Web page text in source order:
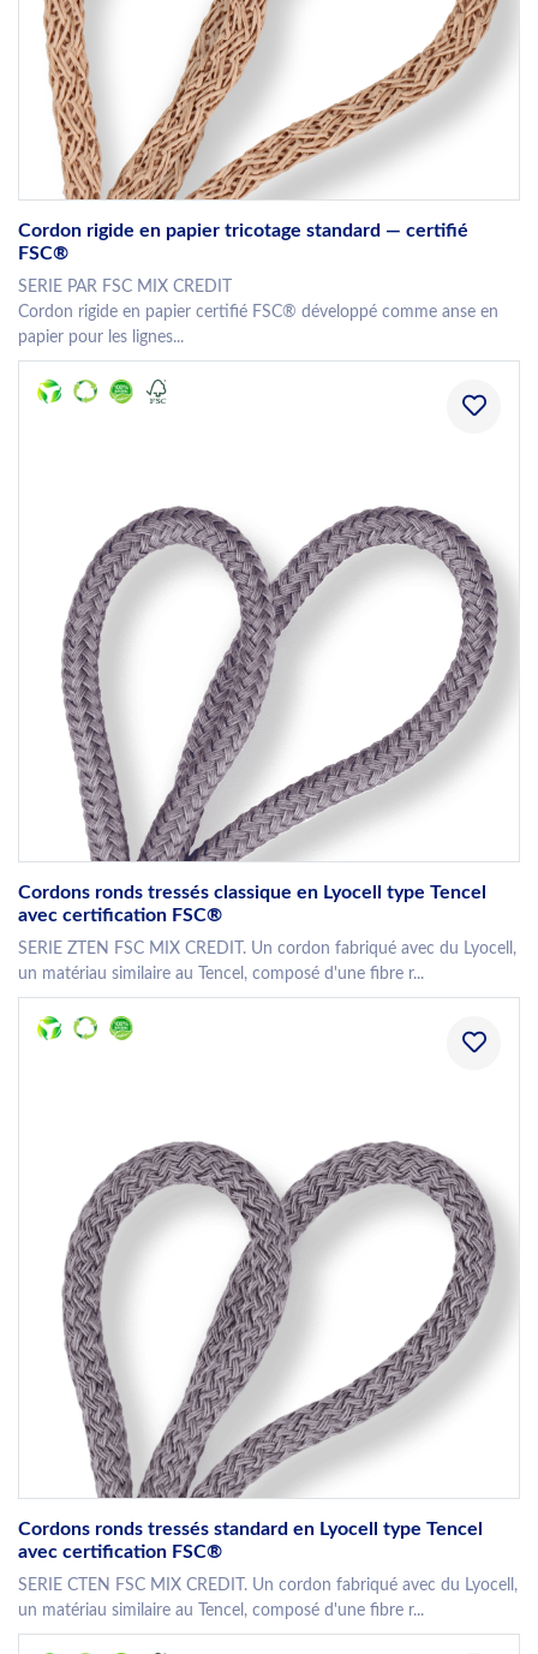
Cordon rigide en papier tricotage standard — certifié
FSC®
SERIE PAR FSC MIX CREDIT
Cordon rigide en papier certifié FSC® développé comme anse en
papier pour les lignes...
Cordons ronds tressés classique en Lyocell type Tencel
avec certification FSC®
SERIE ZTEN FSC MIX CREDIT. Un cordon fabriqué avec du Lyocell,
un matériau similaire au Tencel, composé d'une fibre r...
Cordons ronds tressés standard en Lyocell type Tencel
avec certification FSC®
SERIE CTEN FSC MIX CREDIT. Un cordon fabriqué avec du Lyocell,
un matériau similaire au Tencel, composé d'une fibre r...